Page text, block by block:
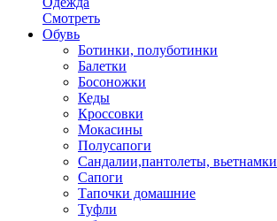
Смотреть
Обувь
Ботинки, полуботинки
Балетки
Босоножки
Кеды
Кроссовки
Мокасины
Полусапоги
Сандалии,пантолеты, вьетнамки
Сапоги
Тапочки домашние
Туфли